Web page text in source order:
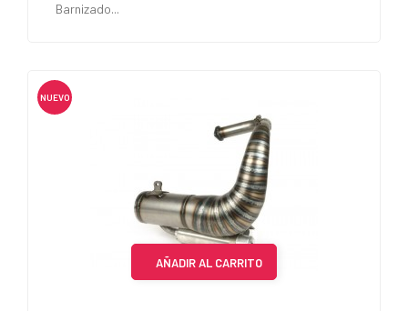
Barnizado...
NUEVO
AÑADIR AL CARRITO